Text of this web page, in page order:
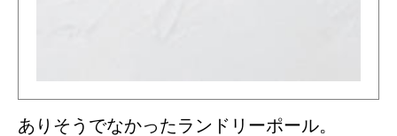
ありそうでなかったランドリーポール。